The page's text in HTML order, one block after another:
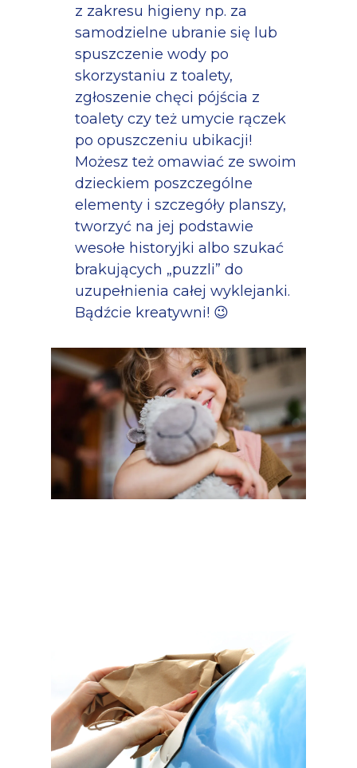
z zakresu higieny np. za
samodzielne ubranie się lub
spuszczenie wody po
skorzystaniu z toalety,
zgłoszenie chęci pójścia z
toalety czy też umycie rączek
po opuszczeniu ubikacji!
Możesz też omawiać ze swoim
dzieckiem poszczególne
elementy i szczegóły planszy,
tworzyć na jej podstawie
wesołe historyjki albo szukać
brakujących „puzzli” do
uzupełnienia całej wyklejanki.
Bądźcie kreatywni! 😉